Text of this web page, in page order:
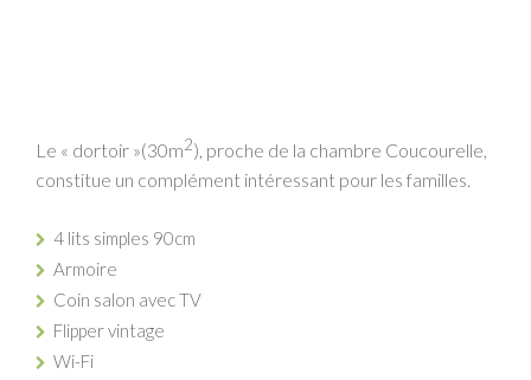
Le « dortoir »(30m2), proche de la chambre Coucourelle,
constitue un complément intéressant pour les familles.
4 lits simples 90cm
Armoire
Coin salon avec TV
Flipper vintage
Wi-Fi